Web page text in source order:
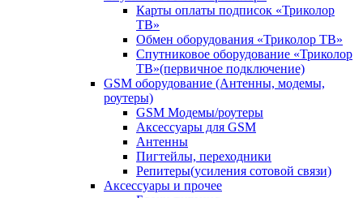
Карты оплаты подписок «Триколор
ТВ»
Обмен оборудования «Триколор ТВ»
Спутниковое оборудование «Триколор
ТВ»(первичное подключение)
GSM оборудование (Антенны, модемы,
роутеры)
GSM Модемы/роутеры
Аксессуары для GSM
Антенны
Пигтейлы, переходники
Репитеры(усиления сотовой связи)
Аксессуары и прочее